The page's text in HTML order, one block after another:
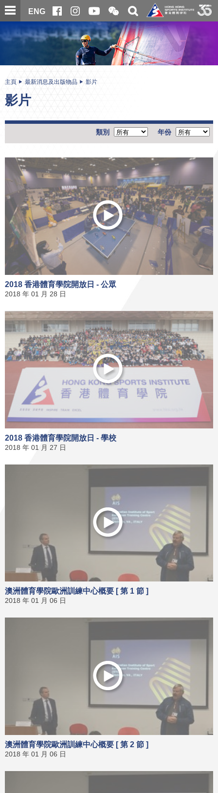
跳
至
內
ENG
開
合
微
信
二
維
碼
關
搜
尋
内
主頁 最新消息及出版物品 影片
影片
年份
類別
2018 香港體育學院開放日 - 公眾
2018 年 01 月 28 日
2018 香港體育學院開放日 - 學校
2018 年 01 月 27 日
澳洲體育學院歐洲訓練中心概要 [ 第 1 節 ]
2018 年 01 月 06 日
澳洲體育學院歐洲訓練中心概要 [ 第 2 節 ]
2018 年 01 月 06 日